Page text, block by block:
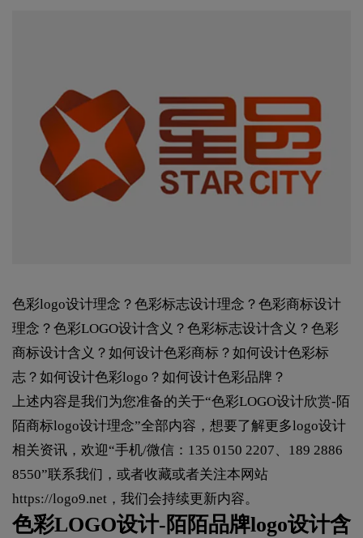
色彩logo设计理念？色彩标志设计理念？色彩商标设计
理念？色彩LOGO设计含义？色彩标志设计含义？色彩
商标设计含义？如何设计色彩商标？如何设计色彩标
志？如何设计色彩logo？如何设计色彩品牌？
上述内容是我们为您准备的关于“色彩LOGO设计欣赏-陌
陌商标logo设计理念”全部内容，想要了解更多logo设计
相关资讯，欢迎“手机/微信：135 0150 2207、189 2886
8550”联系我们，或者收藏或者关注本网站
https://logo9.net ，我们会持续更新内容。
色彩LOGO设计-陌陌品牌logo设计含